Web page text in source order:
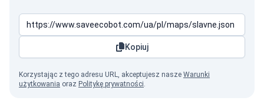
Kopiuj
Korzystając z tego adresu URL, akceptujesz nasze Warunki
użytkowania oraz Politykę prywatności.